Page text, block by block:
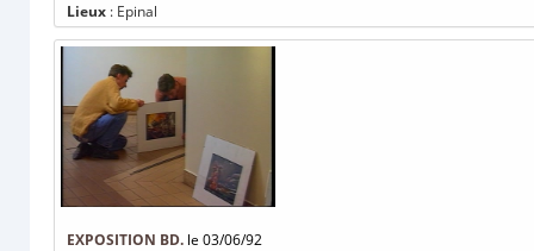
Lieux : Epinal
EXPOSITION BD. le 03/06/92